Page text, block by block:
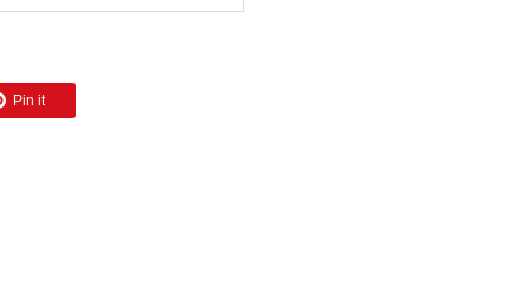
Pin it